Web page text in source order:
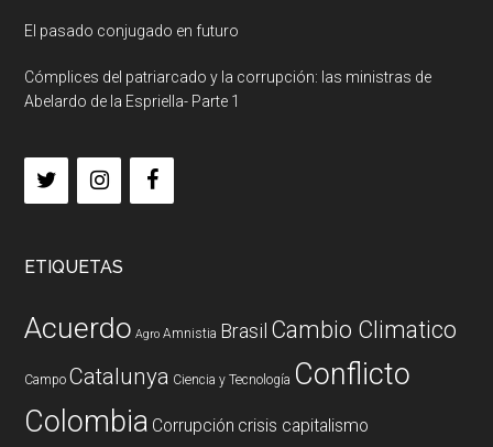
El pasado conjugado en futuro
Cómplices del patriarcado y la corrupción: las ministras de
Abelardo de la Espriella- Parte 1
ETIQUETAS
Acuerdo Agro Amnistia Brasil Cambio Climatico
Campo Catalunya Ciencia y Tecnología Conflicto
Colombia Corrupción crisis capitalismo